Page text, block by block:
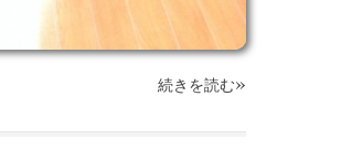
続きを読む»